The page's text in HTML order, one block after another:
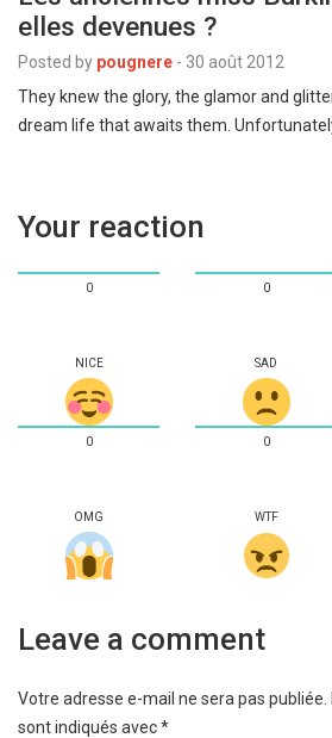
elles devenues ?
Posted by pougnere - 30 août 2012
They knew the glory, the glamor and
dream life that awaits them.
Your reaction
0
NICE
0
SAD
0
OMG
0
WTF
Leave a comment
Votre adresse e-mail ne sera pas publiée.
sont indiqués avec*